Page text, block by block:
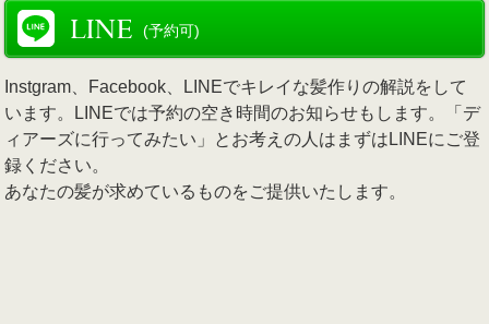
(予約可)
Instgram、Facebook、LINEでキレイな髪作りの解説をして
います。LINEでは予約の空き時間のお知らせもします。「デ
ィアーズに行ってみたい」とお考えの人はまずはLINEにご登
録ください。
あなたの髪が求めているものをご提供いたします。